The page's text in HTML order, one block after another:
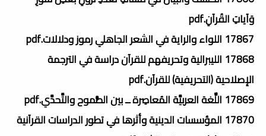
وَآياتِ القُرآنِ.pdf
17867 اللواء والراية في الشعر الجاهلي رموز ودلالات.pdf
17868 الليبرالية وتحريفهم للقرآن دراسة في الترجمة
الإصلاحية (التحريفية) للقرآن.pdf
17869 اللٌّغة العربيَّة المُعاصِرة ــ بين الطُّموح والتَّحدَّي.pdf
17870 المؤسسات الدينية وأثرها في تطور الدراسات القرآنية